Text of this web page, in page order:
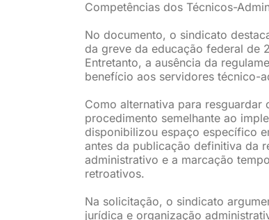
Competências dos Técnicos-
No documento, o sindicato
da greve da educação federal de
Entretanto, a ausência da
benefício aos servidores técnico-
Como alternativa para resguardar
procedimento semelhante ao
disponibilizou espaço específico
antes da publicação definitiva da
administrativo e a marcação
retroativos.
Na solicitação, o sindicato
jurídica e organização